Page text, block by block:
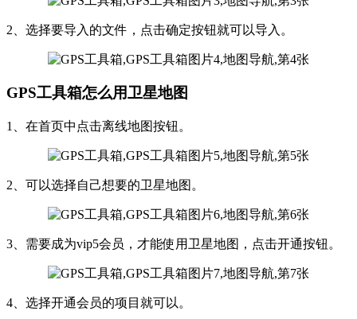
2、选择要导入的文件，点击确定按钮就可以导入。
GPS工具箱怎么用卫星地图
1、在首页中点击离线地图按钮。
2、可以选择自己想要的卫星地图。
3、需要成为vip5会员，才能使用卫星地图，点击开通按钮。
4、选择开通会员的项目就可以。